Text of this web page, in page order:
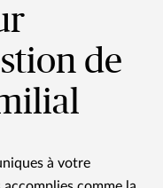
de
à votre